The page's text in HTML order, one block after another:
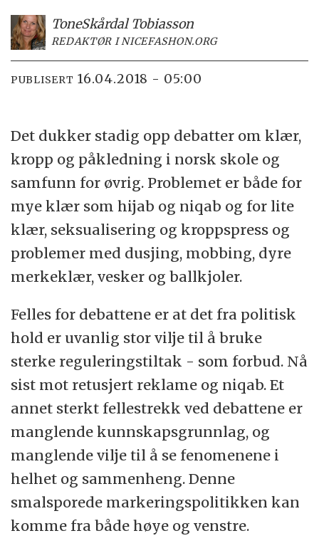
ToneSkårdal Tobiasson
REDAKTØR I NICEFASHON.ORG
PUBLISERT 16.04.2018 - 05:00
Det dukker stadig opp debatter om klær,
kropp og påkledning i norsk skole og
samfunn for øvrig. Problemet er både for
mye klær som hijab og niqab og for lite
klær, seksualisering og kroppspress og
problemer med dusjing, mobbing, dyre
merkeklær, vesker og ballkjoler.
Felles for debattene er at det fra politisk
hold er uvanlig stor vilje til å bruke
sterke reguleringstiltak - som forbud. Nå
sist mot retusjert reklame og niqab. Et
annet sterkt fellestrekk ved debattene er
manglende kunnskapsgrunnlag, og
manglende vilje til å se fenomenene i
helhet og sammenheng. Denne
smalsporede markeringspolitikken kan
komme fra både høye og venstre.